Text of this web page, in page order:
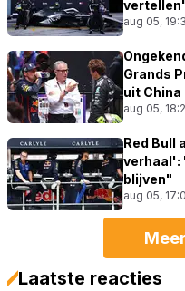
aug 05,
Grands
uit China
aug 05,
Red Bull
verhaal':
blijven"
aug 05,
Laatste reacties